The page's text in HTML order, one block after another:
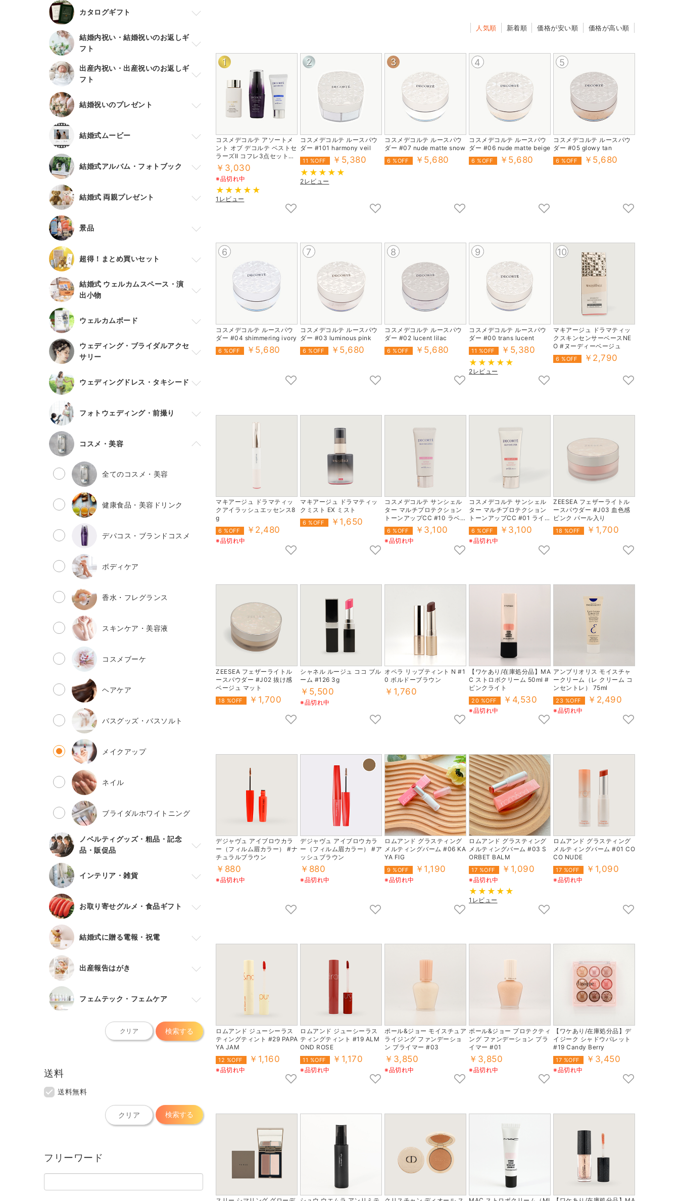
カタログギフト
結婚内祝い・結婚祝いのお返しギ
フト
出産内祝い・出産祝いのお返しギ
フト
結婚祝いのプレゼント
結婚式ムービー
結婚式アルバム・フォトブック
結婚式 両親プレゼント
景品
超得！まとめ買いセット
結婚式 ウェルカムスペース・演
出小物
ウェルカムボード
ウェディング・ブライダルアクセ
サリー
ウェディングドレス・タキシード
フォトウェディング・前撮り
コスメ・美容
全てのコスメ・美容
健康食品・美容ドリンク
デパコス・ブランドコスメ
ボディケア
香水・フレグランス
スキンケア・美容液
コスメブーケ
ヘアケア
バスグッズ・バスソルト
メイクアップ
ネイル
ブライダルホワイトニング
ノベルティグッズ・粗品・記念
品・販促品
インテリア・雑貨
お取り寄せグルメ・食品ギフト
結婚式に贈る電報・祝電
出産報告はがき
フェムテック・フェムケア
検索する
クリア
送料
送料無料
検索する
クリア
フリーワード
人気順 新着順 価格が安い順 価格が高い順
1
コスメデコルテ アソートメ
ント オブ デコルテ ベストセ
ラーズII コフレ3点セット
（お試しサイズ）
￥3,030
※品切れ中
1レビュー
2
コスメデコルテ ルースパウ
ダー #101 harmony veil
11 %OFF ￥5,380
2レビュー
3
コスメデコルテ ルースパウ
ダー #07 nude matte snow
6 %OFF ￥5,680
4
コスメデコルテ ルースパウ
ダー #06 nude matte beige
6 %OFF ￥5,680
5
コスメデコルテ ルースパウ
ダー #05 glowy tan
6 %OFF ￥5,680
6
コスメデコルテ ルースパウ
ダー #04 shimmering ivory
6 %OFF ￥5,680
7
コスメデコルテ ルースパウ
ダー #03 luminous pink
6 %OFF ￥5,680
8
コスメデコルテ ルースパウ
ダー #02 lucent lilac
6 %OFF ￥5,680
9
コスメデコルテ ルースパウ
ダー #00 trans lucent
11 %OFF ￥5,380
2レビュー
10
マキアージュ ドラマティッ
クスキンセンサーベースNE
O #ヌーディーベージュ
6 %OFF ￥2,790
マキアージュ ドラマティッ
クアイラッシュエッセンス8
g
6 %OFF ￥2,480
※品切れ中
マキアージュ ドラマティッ
クミスト EX ミスト
6 %OFF ￥1,650
コスメデコルテ サンシェル
ター マルチプロテクション
トーンアップCC #10 ラベン
ダーローズ
6 %OFF ￥3,100
※品切れ中
コスメデコルテ サンシェル
ター マルチプロテクション
トーンアップCC #01 ライト
ベージュ
6 %OFF ￥3,100
※品切れ中
ZEESEA フェザーライトル
ースパウダー #J03 血色感
ピンク パール入り
18 %OFF ￥1,700
ZEESEA フェザーライトル
ースパウダー #J02 抜け感
ベージュ マット
18 %OFF ￥1,700
シャネル ルージュ ココ ブル
ーム #126 3g
￥5,500
※品切れ中
オペラ リップティント N #1
0 ボルドーブラウン
￥1,760
【ワケあり/在庫処分品】MA
C ストロボクリーム 50ml #
ピンクライト
20 %OFF ￥4,530
※品切れ中
アンブリオリス モイスチャ
ークリーム（レ クリーム コ
ンセントレ） 75ml
23 %OFF ￥2,490
※品切れ中
デジャヴュ アイブロウカラ
ー（フィルム眉カラー） #ナ
チュラルブラウン
￥880
※品切れ中
デジャヴュ アイブロウカラ
ー（フィルム眉カラー） #ア
ッシュブラウン
￥880
※品切れ中
ロムアンド グラスティング
メルティングバーム #06 KA
YA FIG
9 %OFF ￥1,190
※品切れ中
ロムアンド グラスティング
メルティングバーム #03 S
ORBET BALM
17 %OFF ￥1,090
※品切れ中
1レビュー
ロムアンド グラスティング
メルティングバーム #01 CO
CO NUDE
17 %OFF ￥1,090
※品切れ中
ロムアンド ジューシーラス
ティングティント #29 PAPA
YA JAM
12 %OFF ￥1,160
※品切れ中
ロムアンド ジューシーラス
ティングティント #19 ALM
OND ROSE
11 %OFF ￥1,170
※品切れ中
ポール&ジョー モイスチュア
ライジング ファンデーショ
ン プライマー #03
￥3,850
※品切れ中
ポール&ジョー プロテクティ
ング ファンデーション プラ
イマー #01
￥3,850
※品切れ中
【ワケあり/在庫処分品】デ
イジーク シャドウパレット
#19 Candy Berry
17 %OFF ￥3,450
※品切れ中